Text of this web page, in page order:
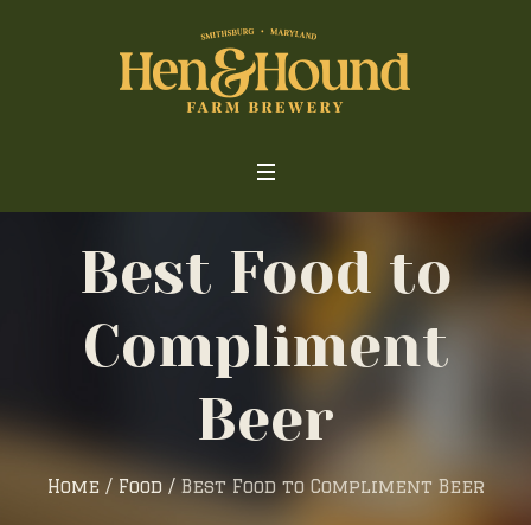
Best Food to
Compliment
Beer
Home / Food / Best Food to Compliment Beer